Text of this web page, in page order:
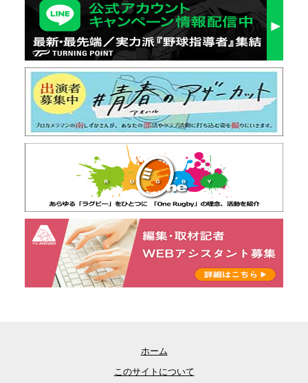
ホーム
このサイトについて